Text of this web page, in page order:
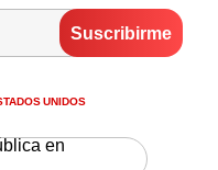
UNIDOS
en